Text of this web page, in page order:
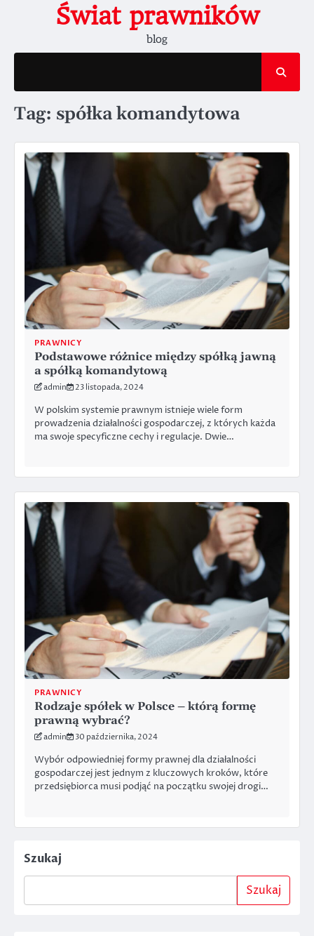
Świat prawników
blog
Tag: spółka komandytowa
PRAWNICY
Podstawowe różnice między spółką jawną
a spółką komandytową
admin 23 listopada, 2024
W polskim systemie prawnym istnieje wiele form
prowadzenia działalności gospodarczej, z których każda
ma swoje specyficzne cechy i regulacje. Dwie…
PRAWNICY
Rodzaje spółek w Polsce – którą formę
prawną wybrać?
admin 30 października, 2024
Wybór odpowiedniej formy prawnej dla działalności
gospodarczej jest jednym z kluczowych kroków, które
przedsiębiorca musi podjąć na początku swojej drogi…
Szukaj
Szukaj